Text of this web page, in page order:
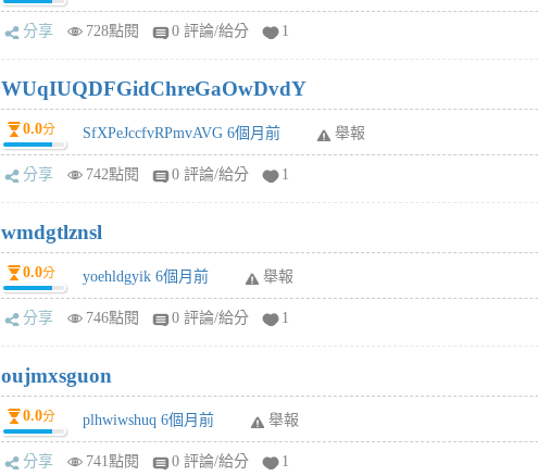
分享 728點閱 0 評論/給分 1
WUqIUQDFGidChreGaOwDvdY
0.0分 SfXPeJccfvRPmvAVG 6個月前 舉報
分享 742點閱 0 評論/給分 1
wmdgtlznsl
0.0分 yoehldgyik 6個月前 舉報
分享 746點閱 0 評論/給分 1
oujmxsguon
0.0分 plhwiwshuq 6個月前 舉報
分享 741點閱 0 評論/給分 1